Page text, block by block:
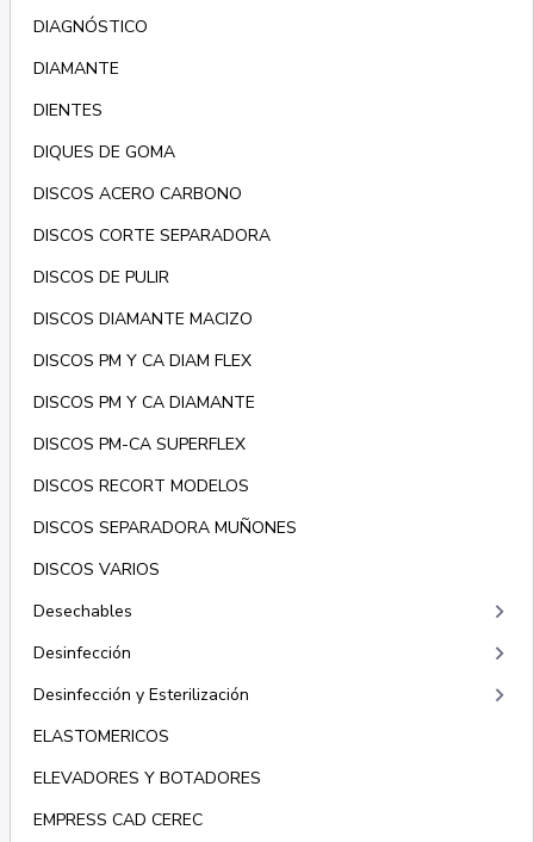
DIAGNÓSTICO
DIAMANTE
DIENTES
DIQUES DE GOMA
DISCOS ACERO CARBONO
DISCOS CORTE SEPARADORA
DISCOS DE PULIR
DISCOS DIAMANTE MACIZO
DISCOS PM Y CA DIAM FLEX
DISCOS PM Y CA DIAMANTE
DISCOS PM-CA SUPERFLEX
DISCOS RECORT MODELOS
DISCOS SEPARADORA MUÑONES
DISCOS VARIOS
Desechables
keyboard_arrow_right
Desinfección keyboard_arrow_right
Desinfección y Esterilización keyboard_arrow_right
ELASTOMERICOS
ELEVADORES Y BOTADORES
EMPRESS CAD CEREC